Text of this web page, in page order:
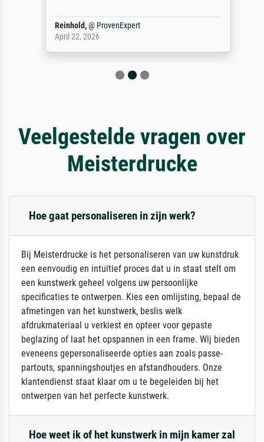
Reinhold, @ProvenExpert
April 22, 2026
Veelgestelde vragen over
Meisterdrucke
Hoe gaat personaliseren in zijn werk?
Bij Meisterdrucke is het personaliseren van uw kunstdruk
een eenvoudig en intuïtief proces dat u in staat stelt om
een kunstwerk geheel volgens uw persoonlijke
specificaties te ontwerpen. Kies een omlijsting, bepaal de
afmetingen van het kunstwerk, beslis welk
afdrukmateriaal u verkiest en opteer voor gepaste
beglazing of laat het opspannen in een frame. Wij bieden
eveneens gepersonaliseerde opties aan zoals passe-
partouts, spanningshoutjes en afstandhouders. Onze
klantendienst staat klaar om u te begeleiden bij het
ontwerpen van het perfecte kunstwerk.
Hoe weet ik of het kunstwerk in mijn kamer zal